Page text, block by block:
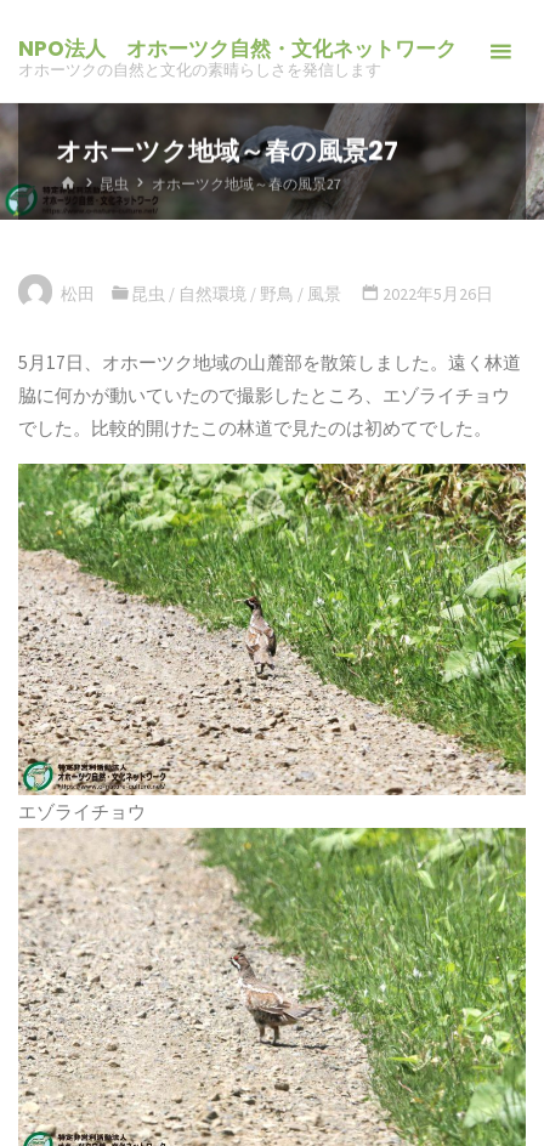
ン
ツ
へ
ス
NPO法人 オホーツク自然・文化ネットワーク
オホーツクの自然と文化の素晴らしさを発信します
オホーツク地域～春の風景27
ホ
ー
ム
昆虫 オホーツク地域～春の風景27
松田 昆虫 / 自然環境 / 野鳥 / 風景 2022年5月26日
5月17日、オホーツク地域の山麓部を散策しました。遠く林道
脇に何かが動いていたので撮影したところ、エゾライチョウ
でした。比較的開けたこの林道で見たのは初めてでした。
エゾライチョウ